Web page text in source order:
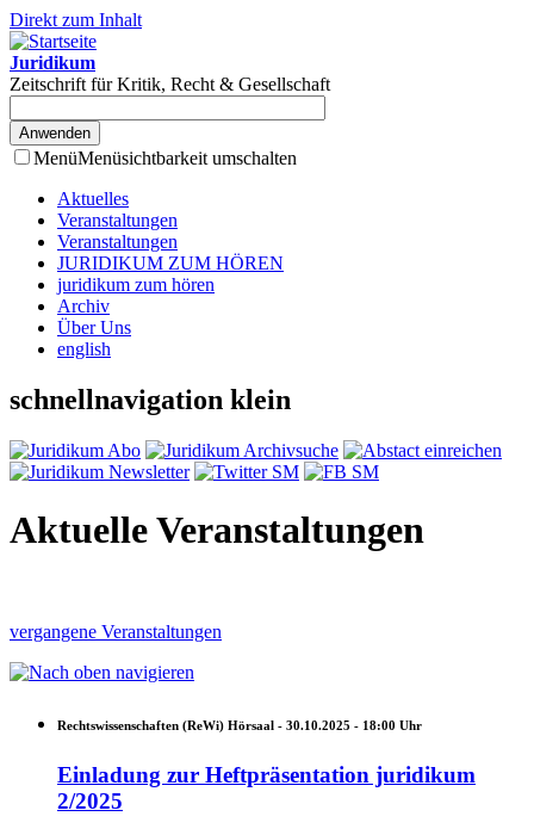
Direkt zum Inhalt
Juridikum
Zeitschrift für Kritik, Recht & Gesellschaft
MenüMenüsichtbarkeit umschalten
Aktuelles
Veranstaltungen
Veranstaltungen
JURIDIKUM ZUM HÖREN
juridikum zum hören
Archiv
Über Uns
english
schnellnavigation klein
Aktuelle Veranstaltungen
vergangene Veranstaltungen
Rechtswissenschaften (ReWi) Hörsaal - 30.10.2025 - 18:00 Uhr
Einladung zur Heftpräsentation juridikum
2/2025